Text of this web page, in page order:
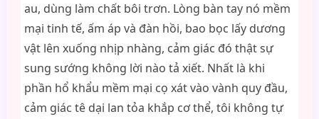
au, dùng làm chất bôi trơn. Lòng bàn tay nó mềm
mại tinh tế, ấm áp và đàn hồi, bao bọc lấy dương
vật lên xuống nhịp nhàng, cảm giác đó thật sự
sung sướng không lời nào tả xiết. Nhất là khi
phần hổ khẩu mềm mại cọ xát vào vành quy đầu,
cảm giác tê dại lan tỏa khắp cơ thể, tôi không tự